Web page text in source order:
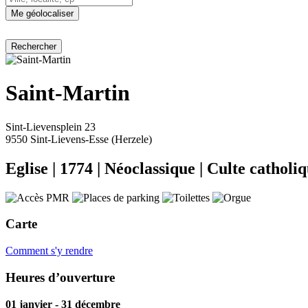
Me géolocaliser
Saint-Martin
Sint-Lievensplein 23
9550 Sint-Lievens-Esse (Herzele)
Eglise | 1774 | Néoclassique | Culte
Carte
Comment s'y rendre
Heures d’ouverture
01 janvier - 31 décembre